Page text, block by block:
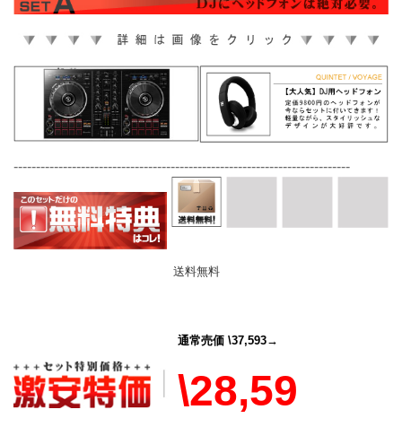
---------------------------------------------------------------------------
送料無料
通常売価 \37,593→
\28,59